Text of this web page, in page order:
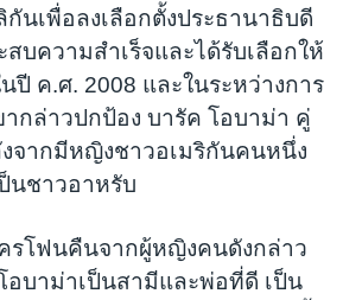
นเพื่อลงเลือกตั้งประธานาธิบดี
สบความสำเร็จและได้รับเลือกให้
ปี ค.ศ. 2008 และในระหว่างการ
ากล่าวปกป้อง บารัค โอบาม่า คู่
จากมีหญิงชาวอเมริกันคนหนึ่ง
นชาวอาหรับ
รโฟนคืนจากผู้หญิงคนดังกล่าว
อบาม่าเป็นสามีและพ่อที่ดี เป็น